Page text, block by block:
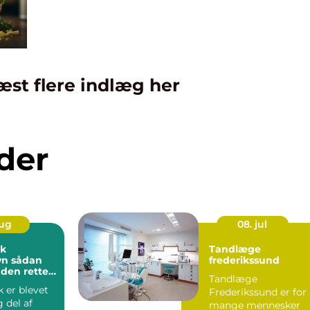
flere indlæg her
rette
er blevet
del af
08. jul
Tandlæge
frederikssund
Tandlæge
Frederikssund er for
mange mennesker